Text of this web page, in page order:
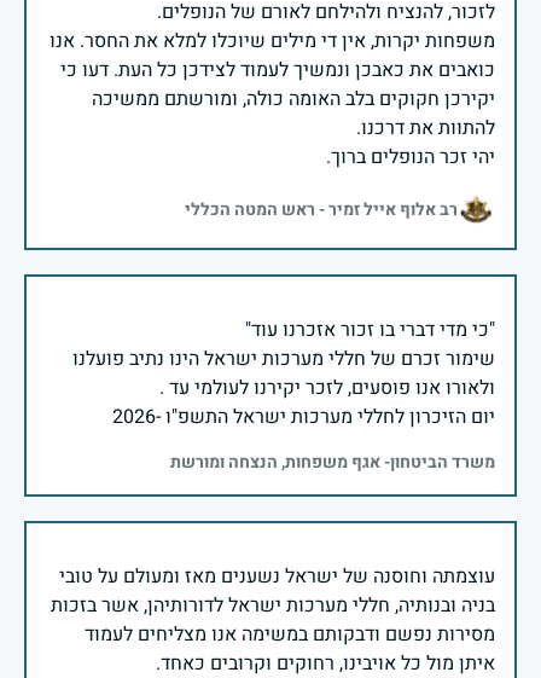
משפחות יקרות, אין די מילים שיוכלו למלא את החסר. אנו
כואבים את כאבכן ונמשיך לעמוד לצידכן כל העת. דעו כי
יקירכן חקוקים בלב האומה כולה, ומורשתם ממשיכה
יהי זכר הנופלים ברוך.
רב אלוף אייל זמיר - ראש המטה הכללי
שימור זכרם של חללי מערכות ישראל הינו נתיב פועלנו
יום הזיכרון לחללי מערכות ישראל התשפ"ו -2026
משרד הביטחון- אגף משפחות, הנצחה ומורשת
עוצמתה וחוסנה של ישראל נשענים מאז ומעולם על טובי
בניה ובנותיה, חללי מערכות ישראל לדורותיהן, אשר בזכות
מסירות נפשם ודבקותם במשימה אנו מצליחים לעמוד